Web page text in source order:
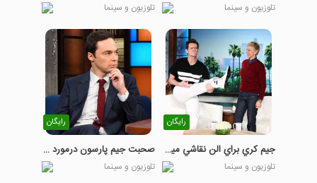
تلوزیون و سینما تلوزیون و سینما
رایگان
جيم کري براي الن نقاشي ميکشه
تلوزیون و سینما
رایگان
صحبت جیم پارسون درمورد حلقه عروسی - بخش اول
تلوزیون و سینما